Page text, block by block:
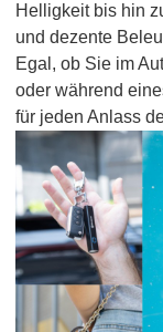
Helligkeit bis hin
und dezente
Egal, ob Sie im
oder während
für jeden Anlass